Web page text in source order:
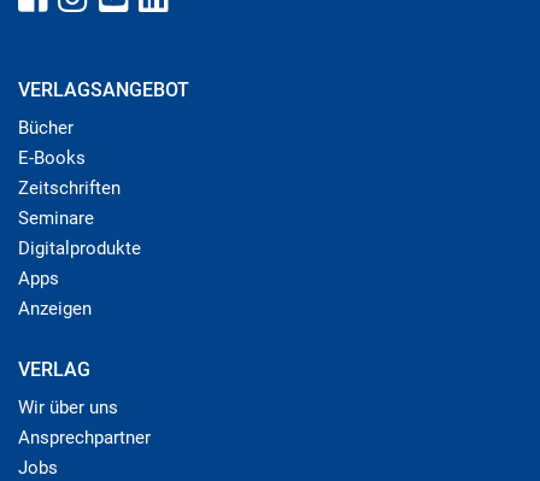
VERLAGSANGEBOT
Bücher
E-Books
Zeitschriften
Seminare
Digitalprodukte
Apps
Anzeigen
VERLAG
Wir über uns
Ansprechpartner
Jobs